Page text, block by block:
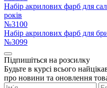
Набір акрилових фарб для
років
№3100
Набір акрилових фарб для
№3099
Підпишіться на розсилку
Будьте в курсі всього
про новини та оновлення